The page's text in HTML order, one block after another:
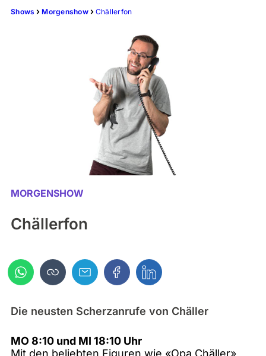
Shows Morgenshow Chällerfon
MORGENSHOW
Chällerfon
Die neusten Scherzanrufe von Chäller
MO 8:10 und MI 18:10 Uhr
Mit den beliebten Figuren wie «Opa Chäller»